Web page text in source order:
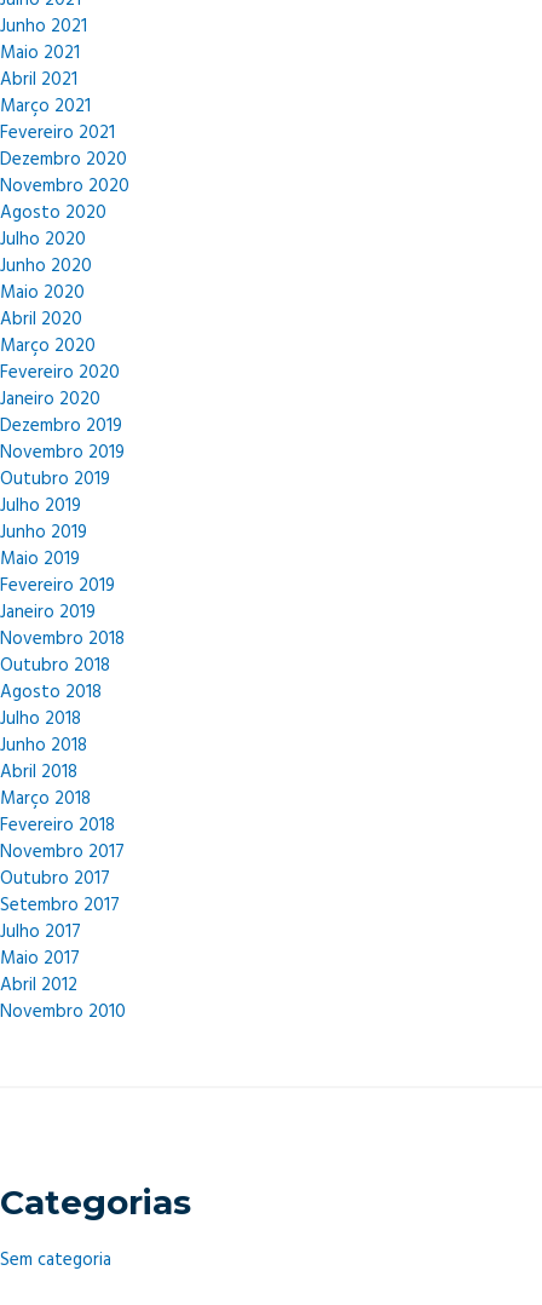
Junho 2021
Maio 2021
Abril 2021
Março 2021
Fevereiro 2021
Dezembro 2020
Novembro 2020
Agosto 2020
Julho 2020
Junho 2020
Maio 2020
Abril 2020
Março 2020
Fevereiro 2020
Janeiro 2020
Dezembro 2019
Novembro 2019
Outubro 2019
Julho 2019
Junho 2019
Maio 2019
Fevereiro 2019
Janeiro 2019
Novembro 2018
Outubro 2018
Agosto 2018
Julho 2018
Junho 2018
Abril 2018
Março 2018
Fevereiro 2018
Novembro 2017
Outubro 2017
Setembro 2017
Julho 2017
Maio 2017
Abril 2012
Novembro 2010
Categorias
Sem categoria